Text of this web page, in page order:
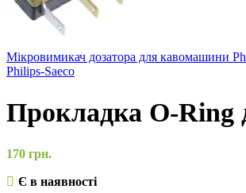
Мікровимикач дозатора для кавомашини
Philips-Saeco
Прокладка O-Ring
170 грн.
Є в наявності